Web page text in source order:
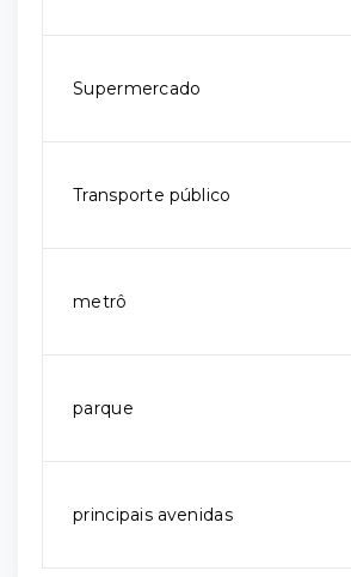
Supermercado
Transporte público
metrô
parque
principais avenidas